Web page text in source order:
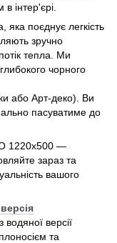
інтер'єрі.
яка поєднує легкість
зручно
тепла. Ми
чорного
або Арт-деко). Ви
пасуватиме до
1220x500 —
зараз та
вашого
версії
та